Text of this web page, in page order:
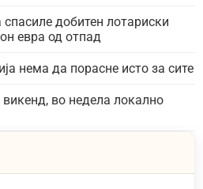
добитен лотариски
евра од отпад
нема да порасне исто за сите
во недела локално